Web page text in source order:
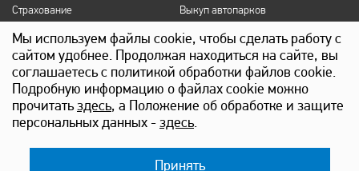
Страхование
КАСКО
Выкуп
Детейлинг
Выкуп автопарков
Лизинг
Мы используем файлы cookie, чтобы сделать работу с
сайтом удобнее. Продолжая находиться на сайте, вы
соглашаетесь с политикой обработки файлов cookie.
Подробную информацию о файлах cookie можно
прочитатьздесь, а Положение об обработке и защите
персональных данных - здесь.
Принять